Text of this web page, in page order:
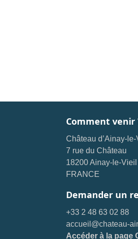
Comment venir
Château d’Ainay-le-
7 rue du Château
18200 Ainay-le-Vieil
FRANCE
Demander un
+33 2 48 63 02 88
accueil@chateau-
Accéder à la page